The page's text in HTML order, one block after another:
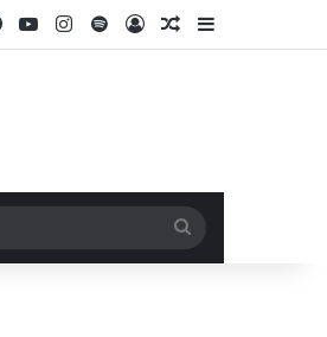
Facebook
YouTubeInstagram
SpotifyLog InRandom Article
Sidebar